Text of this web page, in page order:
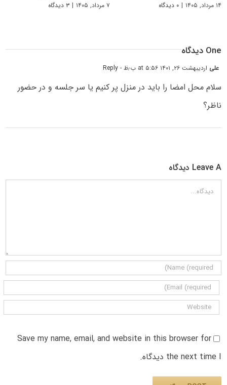
۱۴ مرداد, ۱۴۰۵ | ۰ دیدگاه ۷ مرداد, ۱۴۰۵ | ۳ دیدگاه
One دیدگاه
علی اردیبهشت ۲۶, ۱۴۰۱ at ۵:۵۶ ب٫ظ - Reply
سلام محل امضا را باید در منزل پر کنیم یا سر جلسه و در حضور
ناظر؟
Leave A دیدگاه
دیدگاه
Save my name, email, and website in this browser for
the next time I دیدگاه.